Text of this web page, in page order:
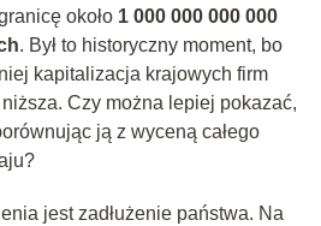
około 1 000 000 000 000
. Był to historyczny moment, bo
kapitalizacja krajowych firm
Czy można lepiej pokazać,
ją z wyceną całego
jest zadłużenie państwa. Na